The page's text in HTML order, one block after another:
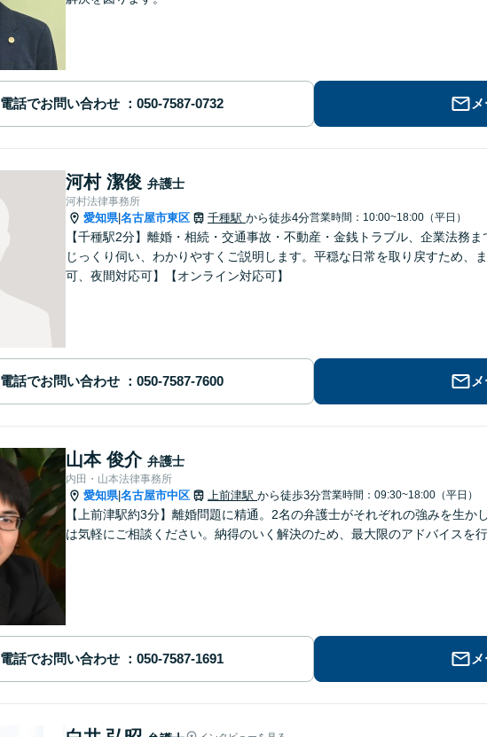
電話でお問い合わせ
河村 潔俊 弁護士
河村法律事務所
愛知県|名古屋市東区 千種駅 から徒歩4分営業時間：10:00~18:00（平日）
【千種駅2分】離婚・相続・交通事故・不動産・金銭トラブル、企業法務
じっくり伺い、わかりやすくご説明します。平穏な日常を取り戻すため、
可、夜間対応可】【オンライン対応可】
電話でお問い合わせ
山本 俊介 弁護士
内田・山本法律事務所
愛知県|名古屋市中区 上前津駅 から徒歩3分営業時間：09:30~18:00（平日）
【上前津駅約3分】離婚問題に精通。2名の弁護士がそれぞれの強みを生
は気軽にご相談ください。納得のいく解決のため、最大限のアドバイスを
電話でお問い合わせ